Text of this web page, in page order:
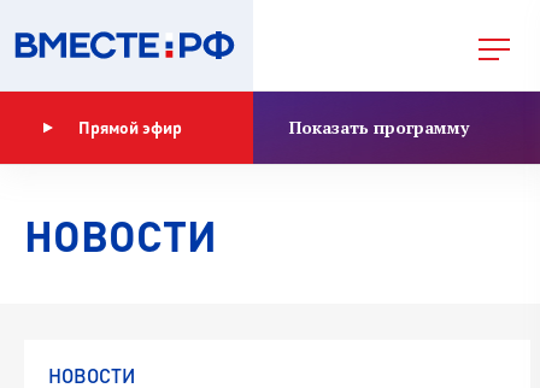
Прямой эфир Показать программу
НОВОСТИ
НОВОСТИ